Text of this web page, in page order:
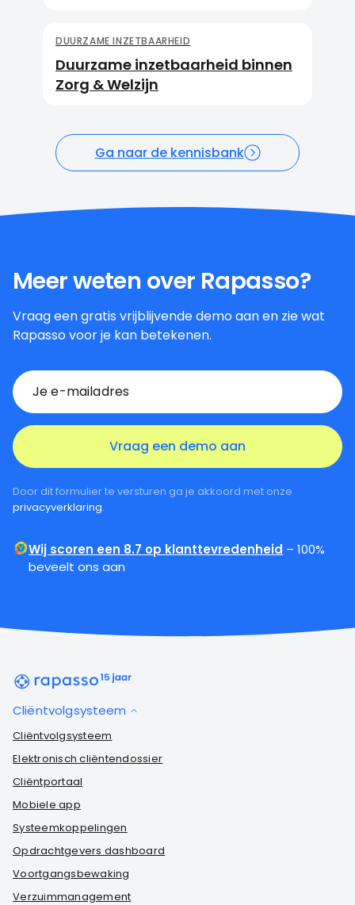
DUURZAME INZETBAARHEID
Duurzame inzetbaarheid binnen
Zorg & Welzijn
Ga naar de kennisbank
Meer weten over Rapasso?
Vraag een gratis vrijblijvende demo aan en zie wat
Rapasso voor je kan betekenen.
Door dit formulier te versturen ga je akkoord met onze
privacyverklaring.
Wij scoren een 8.7 op klanttevredenheid – 100%
beveelt ons aan
Cliëntvolgsysteem
Cliëntvolgsysteem
Elektronisch cliëntendossier
Cliëntportaal
Mobiele app
Systeemkoppelingen
Opdrachtgevers dashboard
Voortgangsbewaking
Verzuimmanagement